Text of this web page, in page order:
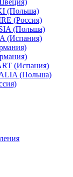
(Польша)
(Россия)
(Польша)
(Испания)
(Испания)
(Польша)